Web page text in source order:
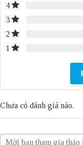
4
3
2
1
Chưa có đánh giá nào.